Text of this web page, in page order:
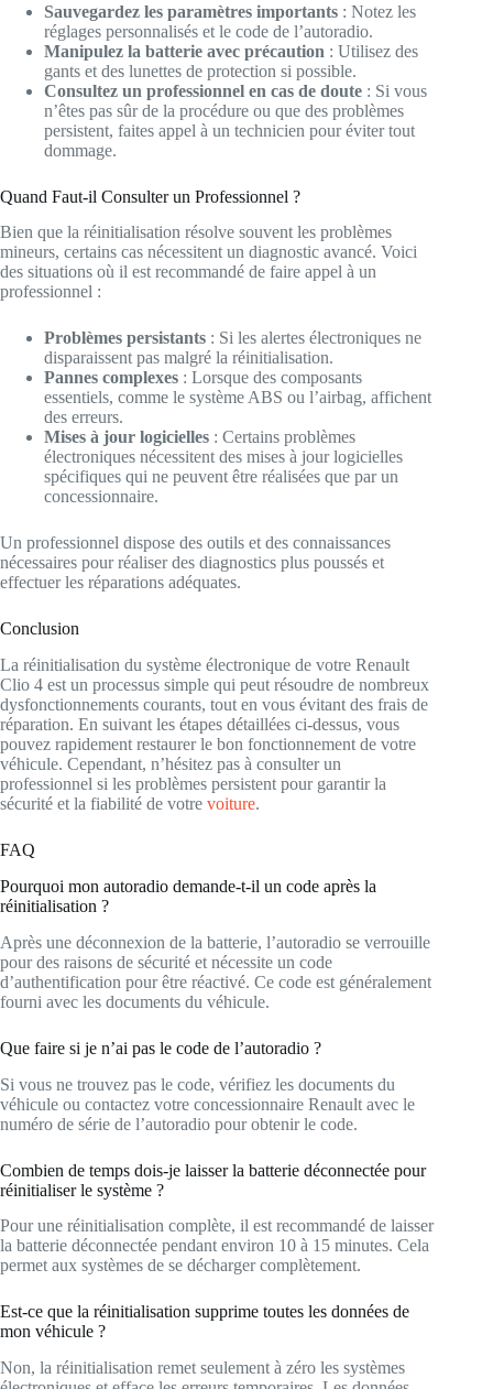
Sauvegardez les paramètres importants : Notez les
réglages personnalisés et le code de l’autoradio.
Manipulez la batterie avec précaution : Utilisez des
gants et des lunettes de protection si possible.
Consultez un professionnel en cas de doute : Si vous
n’êtes pas sûr de la procédure ou que des problèmes
persistent, faites appel à un technicien pour éviter tout
dommage.
Quand Faut-il Consulter un Professionnel ?
Bien que la réinitialisation résolve souvent les problèmes
mineurs, certains cas nécessitent un diagnostic avancé. Voici
des situations où il est recommandé de faire appel à un
professionnel :
Problèmes persistants : Si les alertes électroniques ne
disparaissent pas malgré la réinitialisation.
Pannes complexes : Lorsque des composants
essentiels, comme le système ABS ou l’airbag, affichent
des erreurs.
Mises à jour logicielles : Certains problèmes
électroniques nécessitent des mises à jour logicielles
spécifiques qui ne peuvent être réalisées que par un
concessionnaire.
Un professionnel dispose des outils et des connaissances
nécessaires pour réaliser des diagnostics plus poussés et
effectuer les réparations adéquates.
Conclusion
La réinitialisation du système électronique de votre Renault
Clio 4 est un processus simple qui peut résoudre de nombreux
dysfonctionnements courants, tout en vous évitant des frais de
réparation. En suivant les étapes détaillées ci-dessus, vous
pouvez rapidement restaurer le bon fonctionnement de votre
véhicule. Cependant, n’hésitez pas à consulter un
professionnel si les problèmes persistent pour garantir la
sécurité et la fiabilité de votre voiture.
FAQ
Pourquoi mon autoradio demande-t-il un code après la
réinitialisation ?
Après une déconnexion de la batterie, l’autoradio se verrouille
pour des raisons de sécurité et nécessite un code
d’authentification pour être réactivé. Ce code est généralement
fourni avec les documents du véhicule.
Que faire si je n’ai pas le code de l’autoradio ?
Si vous ne trouvez pas le code, vérifiez les documents du
véhicule ou contactez votre concessionnaire Renault avec le
numéro de série de l’autoradio pour obtenir le code.
Combien de temps dois-je laisser la batterie déconnectée pour
réinitialiser le système ?
Pour une réinitialisation complète, il est recommandé de laisser
la batterie déconnectée pendant environ 10 à 15 minutes. Cela
permet aux systèmes de se décharger complètement.
Est-ce que la réinitialisation supprime toutes les données de
mon véhicule ?
Non, la réinitialisation remet seulement à zéro les systèmes